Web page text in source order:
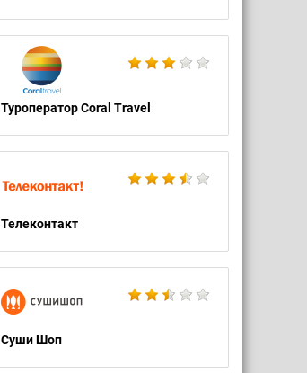
Туроператор Coral Travel
Телеконтакт
Суши Шоп